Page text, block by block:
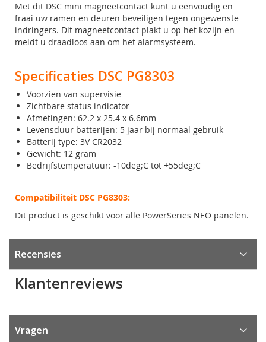
Met dit DSC mini magneetcontact kunt u eenvoudig en
fraai uw ramen en deuren beveiligen tegen ongewenste
indringers. Dit magneetcontact plakt u op het kozijn en
meldt u draadloos aan om het alarmsysteem.
Specificaties DSC PG8303
Voorzien van supervisie
Zichtbare status indicator
Afmetingen: 62.2 x 25.4 x 6.6mm
Levensduur batterijen: 5 jaar bij normaal gebruik
Batterij type: 3V CR2032
Gewicht: 12 gram
Bedrijfstemperatuur: -10deg;C tot +55deg;C
Compatibiliteit DSC PG8303:
Dit product is geschikt voor alle PowerSeries NEO panelen.
Recensies
Klantenreviews
Vragen